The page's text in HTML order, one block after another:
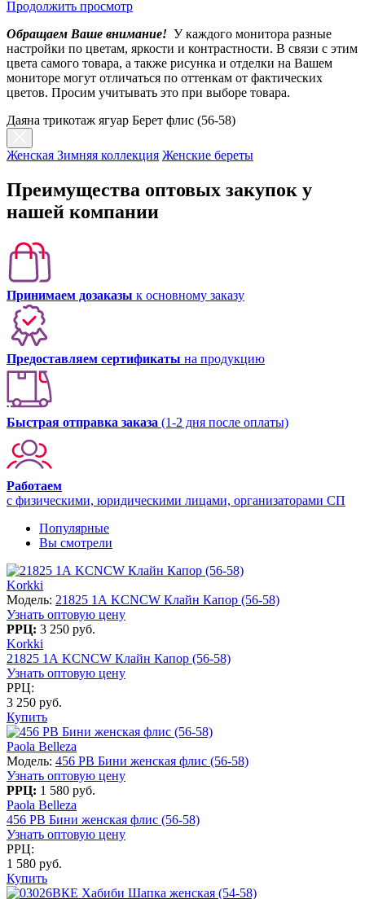
Продолжить просмотр
Обращаем Ваше внимание! У каждого монитора разные
настройки по цветам, яркости и контрастности. В связи с этим
цвета самого товара, а также рисунка и отделки на Вашем
мониторе могут отличаться по оттенкам от фактических
цветов. Просим учитывать это при выборе товара.
Даяна трикотаж ягуар Берет флис (56-58)
Женская Зимняя коллекция Женские береты
Преимущества оптовых закупок у
нашей компании
Принимаем дозаказы к основному заказу
Предоставляем сертификаты на продукцию
Быстрая отправка заказа (1-2 дня после оплаты)
Работаем
с физическими, юридическими лицами, организаторами СП
Популярные
Вы смотрели
Korkki
Модель: 21825 1А KCNCW Клайн Капор (56-58)
Узнать оптовую цену
РРЦ: 3 250 руб.
Korkki
21825 1А KCNCW Клайн Капор (56-58)
Узнать оптовую цену
РРЦ:
3 250 руб.
Купить
Paola Belleza
Модель: 456 PB Бини женская флис (56-58)
Узнать оптовую цену
РРЦ: 1 580 руб.
Paola Belleza
456 PB Бини женская флис (56-58)
Узнать оптовую цену
РРЦ:
1 580 руб.
Купить